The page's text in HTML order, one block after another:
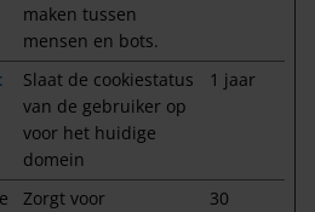
maken tussen
mensen en bots.
Slaat de cookiestatus
van de gebruiker op
voor het huidige
domein
1 jaar
Zorgt voor
30